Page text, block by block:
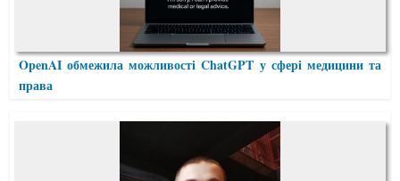
OpenAI обмежила можливості ChatGPT у сфері медицини та
права